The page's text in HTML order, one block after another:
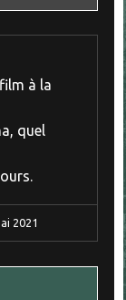
à la
quel
2021